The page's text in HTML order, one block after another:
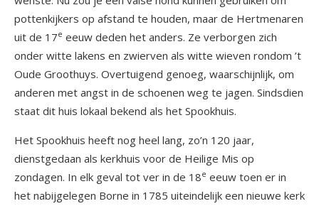
pottenkijkers op afstand te houden, maar de Hertmenaren
uit de 17e eeuw deden het anders. Ze verborgen zich
onder witte lakens en zwierven als witte wieven rondom ’t
Oude Groothuys. Overtuigend genoeg, waarschijnlijk, om
anderen met angst in de schoenen weg te jagen. Sindsdien
staat dit huis lokaal bekend als het Spookhuis.
Het Spookhuis heeft nog heel lang, zo’n 120 jaar,
dienstgedaan als kerkhuis voor de Heilige Mis op
zondagen. In elk geval tot ver in de 18e eeuw toen er in
het nabijgelegen Borne in 1785 uiteindelijk een nieuwe kerk